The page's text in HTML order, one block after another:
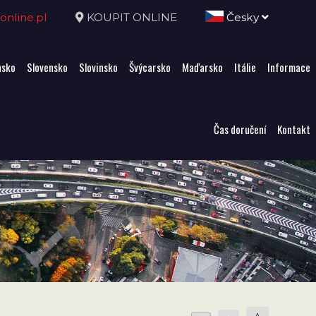
KOUPIT ONLINE Česky
Slovensko Slovinsko Švýcarsko Maďarsko Itálie Informace
Čas doručení Kontakt